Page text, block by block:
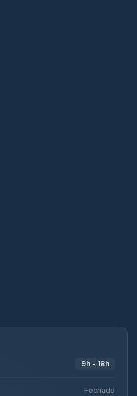
9h - 18h
Fechado